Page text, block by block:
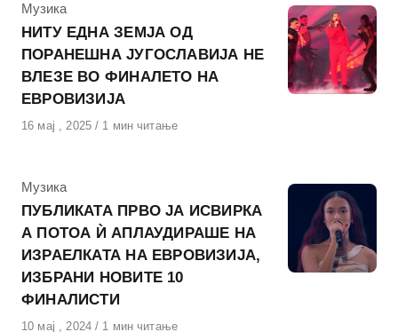
КАтегорија
Музика
НИТУ ЕДНА ЗЕМЈА ОД
ПОРАНЕШНА ЈУГОСЛАВИЈА НЕ
ВЛЕЗЕ ВО ФИНАЛЕТО НА
ЕВРОВИЗИЈА
Објавено
16 мај , 2025 1 мин читање
КАтегорија
Музика
ПУБЛИКАТА ПРВО ЈА ИСВИРКА
А ПОТОА Ѝ АПЛАУДИРАШЕ НА
ИЗРАЕЛКАТА НА ЕВРОВИЗИЈА,
ИЗБРАНИ НОВИТЕ 10
ФИНАЛИСТИ
Објавено
10 мај , 2024 1 мин читање